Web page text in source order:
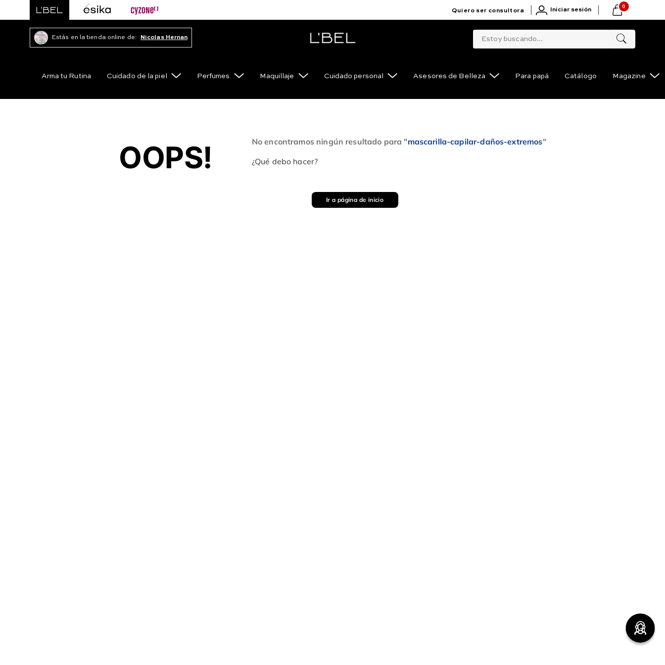
Quiero ser consultora Iniciar sesión
0
Estás en la tienda online de: Nicolas Hernan
Estoy buscando...
Arma tu Rutina Cuidado de la piel Perfumes Maquillaje Cuidado personal Asesores de Belleza Para papá Catálogo Magazine
OOPS! No encontramos ningún resultado para "mascarilla-capilar-daños-extremos"
¿Qué debo hacer?
Ir a página de inicio